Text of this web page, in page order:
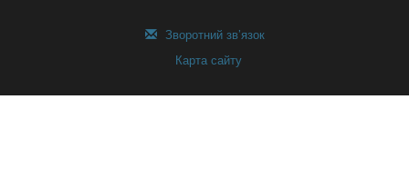
Зворотний зв’язок
Карта сайту